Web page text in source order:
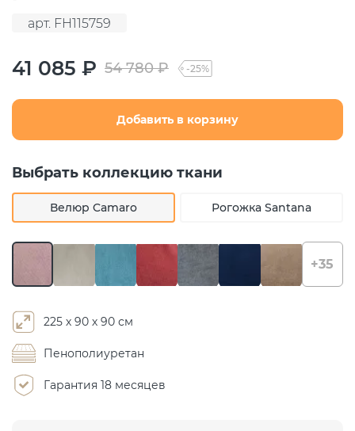
арт. FH115759
41 085 ₽ 54 780 ₽ -25%
Добавить в корзину
Выбрать коллекцию ткани
Велюр Camaro Рогожка Santana
+35
225 х 90 х 90 см
Пенополиуретан
Гарантия 18 месяцев